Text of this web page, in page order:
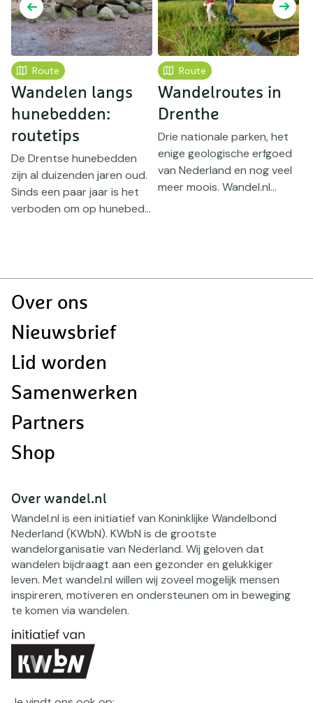
Route
Wandelen langs
hunebedden:
routetips
De Drentse hunebedden
zijn al duizenden jaren oud.
Sinds een paar jaar is het
verboden om op hunebed...
Route
Wandelroutes in
Drenthe
Drie nationale parken, het
enige geologische erfgoed
van Nederland en nog veel
meer moois. Wandel.nl...
Doormat
Over ons
Nieuwsbrief
Lid worden
Samenwerken
Partners
Shop
Over wandel.nl
Wandel.nl is een initiatief van Koninklijke Wandelbond
Nederland (KWbN). KWbN is de grootste
wandelorganisatie van Nederland. Wij geloven dat
wandelen bijdraagt aan een gezonder en gelukkiger
leven. Met wandel.nl willen wij zoveel mogelijk mensen
inspireren, motiveren en ondersteunen om in beweging
te komen via wandelen.